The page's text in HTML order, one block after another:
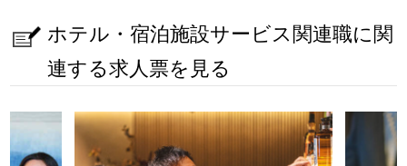
ホテル・宿泊施設サービス関連職に関
連する求人票を見る